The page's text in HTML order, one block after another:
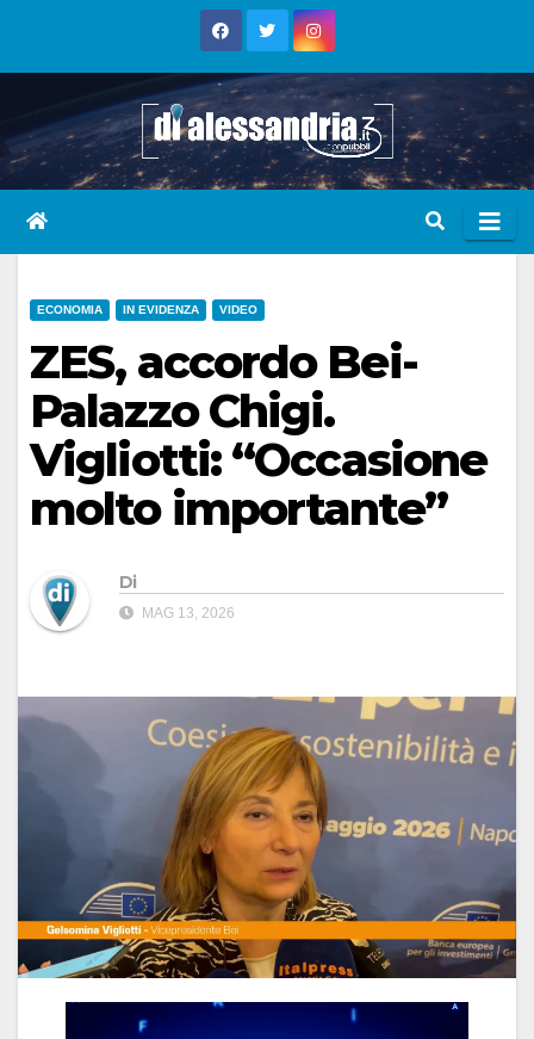
ECONOMIA IN EVIDENZA VIDEO
ZES, accordo Bei-
Palazzo Chigi.
Vigliotti: “Occasione
molto importante”
Di
MAG 13, 2026